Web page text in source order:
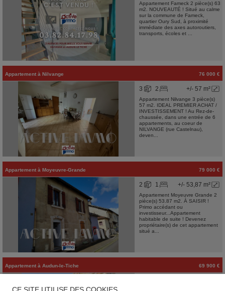
Appartement Fameck 2 pièce(s) 63
m2. NOUVEAUTÉ ! Situé au calme
sur la commune de Fameck,
quartier Oury Sud, à proximité
immédiate des axes autoroutiers,
transports, écoles et ...
Appartement à Nilvange 76 000 €
+/- 57 m²
3 2
Appartement Nilvange 3 pièce(s)
57 m2. IDEAL PREMIER ACHAT /
INVESTISSEMENT ! Au Rez-de-
chaussée, dans une entrée de 6
appartements, au coeur de
NILVANGE (rue Castelnau),
deven...
Appartement à Moyeuvre-Grande 79 000 €
+/- 53,87 m²
2 1
Appartement Moyeuvre Grande 2
pièce(s) 53.87 m2. À SAISIR !
Primo accédant ou
investisseur...Appartement
habitable de suite ! Devenez
propriétaire(s) de cet appartement
situé a...
Appartement à Audun-le-Tiche 69 900 €